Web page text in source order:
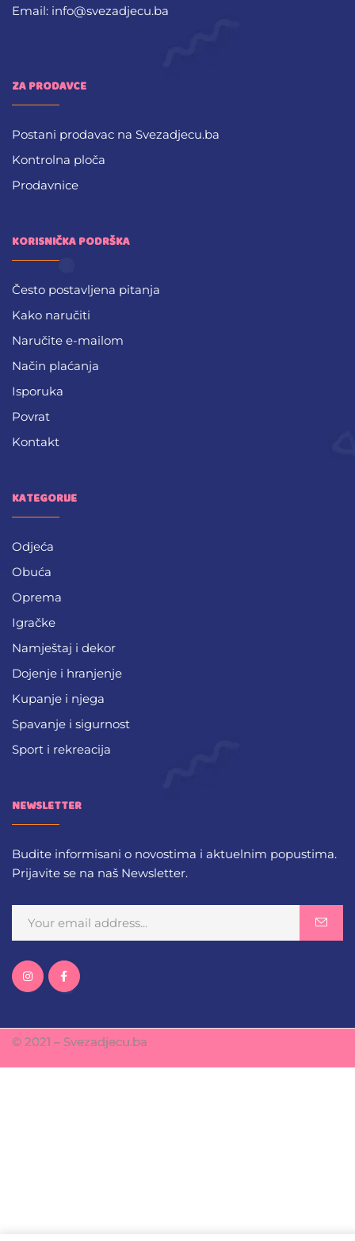
Email: info@svezadjecu.ba
ZA PRODAVCE
Postani prodavac na Svezadjecu.ba
Kontrolna ploča
Prodavnice
KORISNIČKA PODRŠKA
Često postavljena pitanja
Kako naručiti
Naručite e-mailom
Način plaćanja
Isporuka
Povrat
Kontakt
KATEGORIJE
Odjeća
Obuća
Oprema
Igračke
Namještaj i dekor
Dojenje i hranjenje
Kupanje i njega
Spavanje i sigurnost
Sport i rekreacija
NEWSLETTER
Budite informisani o novostima i aktuelnim popustima.
Prijavite se na naš Newsletter.
© 2021 – Svezadjecu.ba